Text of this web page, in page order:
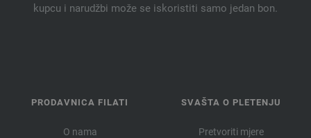
kupcu i narudžbi može se iskoristiti samo jedan bon.
PRODAVNICA FILATI
O nama
SVAŠTA O PLETENJU
Pretvoriti mjere